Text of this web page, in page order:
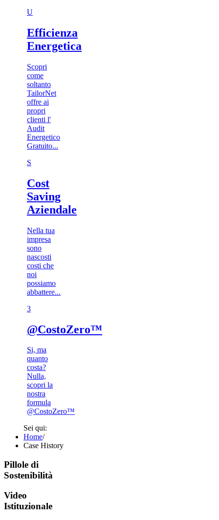
U
Efficienza
Energetica
Scopri
come
soltanto
TailorNet
offre ai
propri
clienti l'
Audit
Energetico
Gratuito...
S
Cost
Saving
Aziendale
Nella tua
impresa
sono
nascosti
costi che
noi
possiamo
abbattere...
3​
@CostoZero™
Si, ma
quanto
costa?
Nulla,
scopri la
nostra
formula
@CostoZero™
Sei qui:
Home/
Case History
Pillole di
Sostenibilità
Video
Istituzionale